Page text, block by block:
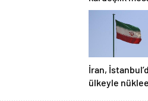
İran,
ülkeyle